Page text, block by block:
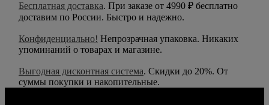
Бесплатная доставка. При заказе от 4990 ₽ бесплатно
доставим по России. Быстро и надежно.
Конфиденциально! Непрозрачная упаковка. Никаких
упоминаний о товарах и магазине.
Выгодная дисконтная система. Скидки до 20%. От
суммы покупки и накопительные.